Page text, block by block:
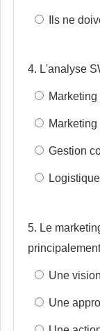
Ils ne
4. L'analyse
Gestion
Logistique
5. Le
Une
Une